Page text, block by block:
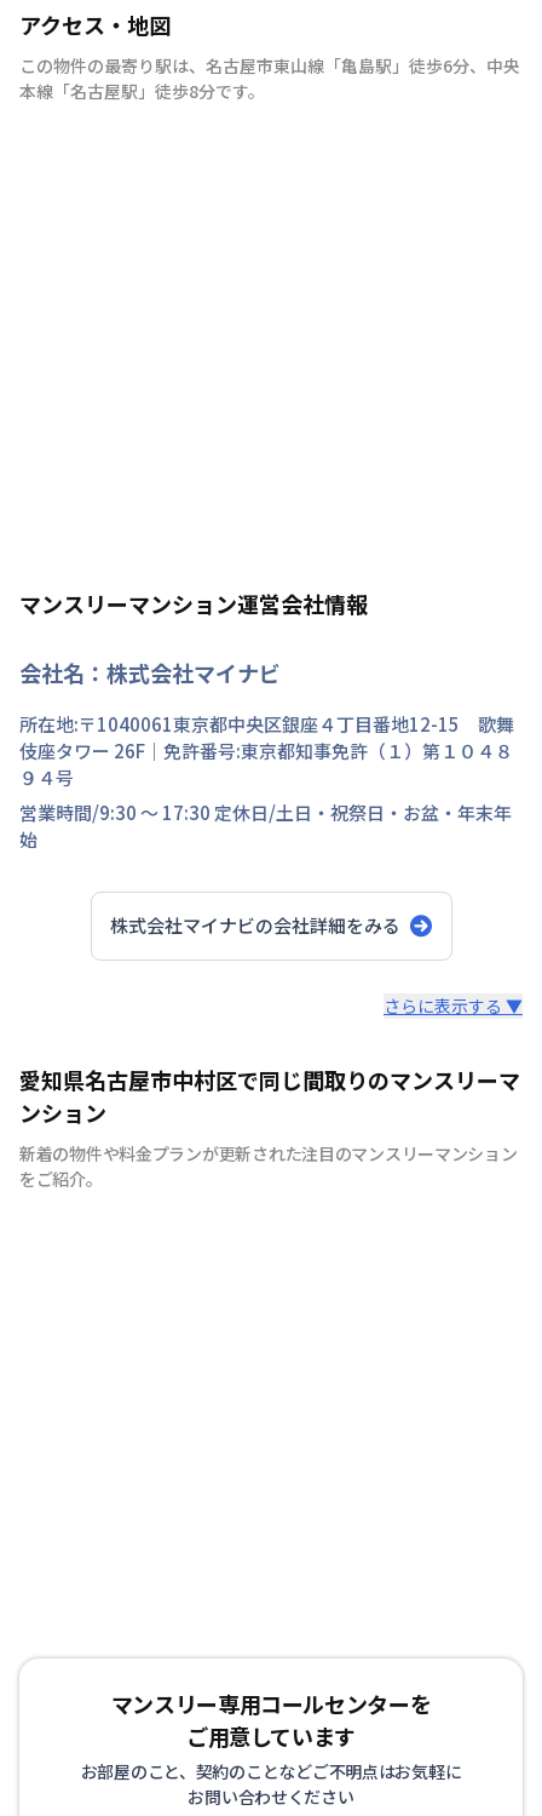
アクセス・地図
この物件の最寄り駅は、 名古屋市東山線 「亀島駅 」 徒歩6分、 中央
本線 「名古屋駅 」 徒歩8分です。
マンスリーマンション運営会社情報
会社名： 株式会社マイナビ
所在地:〒1040061東京都中央区銀座４丁目番地12-15 歌舞
伎座タワー 26F ｜免許番号:東京都知事免許（１）第１０４８
９４号
営業時間/9:30 ～ 17:30 定休日/土日・祝祭日・お盆・年末年
始
株式会社マイナビの会社詳細をみる
快適で安心な住まいをご提供。入居者様の住み心地と健康
を考え、専門部隊がお部屋を厳選！入居者満足度97％！
さらに表示する ▼
愛知県名古屋市中村区で同じ間取りのマンスリーマ
ンション
新着の物件や料金プランが更新された注目のマンスリーマンション
をご紹介。
マンスリー専用コールセンターを
ご用意しています
お部屋のこと、契約のことなどご不明点はお気軽に
お問い合わせください